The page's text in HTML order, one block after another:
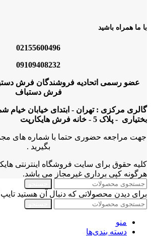
با ما همراه باشید
02155600496
09109408232
عضو رسمی اتحادیه فروشندگان فرش
فرش دستباف
گالری مرکزی : تهران - ابتدای خیابان خیام
بختیاری - پلاک 5 - خانه فرش هایکارپت
جهت مراجعه حضوری حتما با شماره های
بگیرید .
کلیه حقوق برای سایت فروشگاه اینترنتی
هرگونه کپی برداری غیرمجاز می باشد.
برای دیدن محصولاتی که دنبال آن هستید تایپ
منو
دسته بندی‌ها